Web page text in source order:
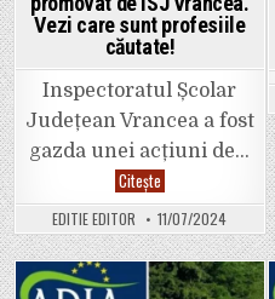
Vezi care sunt profesiile
căutate!
Inspectoratul Școlar
Județean Vrancea a fost
gazda unei acțiuni de…
CiteșteFirmele
vrâncene
au
nevoie
de
specialiști.
Învățământul
tehnologic,
EDITIE EDITOR 11/07/2024